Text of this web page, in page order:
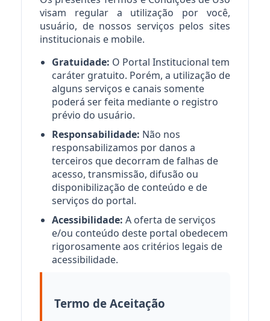
visam regular a utilização por você,
usuário, de nossos serviços pelos sites
institucionais e mobile.
Gratuidade: O Portal Institucional tem
caráter gratuito. Porém, a utilização de
alguns serviços e canais somente
poderá ser feita mediante o registro
prévio do usuário.
Responsabilidade: Não nos
responsabilizamos por danos a
terceiros que decorram de falhas de
acesso, transmissão, difusão ou
disponibilização de conteúdo e de
serviços do portal.
Acessibilidade: A oferta de serviços
e/ou conteúdo deste portal obedecem
rigorosamente aos critérios legais de
acessibilidade.
Termo de Aceitação